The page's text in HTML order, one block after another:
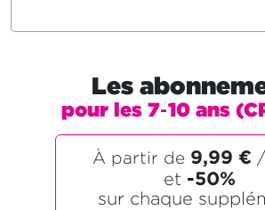
Les
pour les 7‑10 ans
À partir de 9,99 €
et -50%
sur chaque